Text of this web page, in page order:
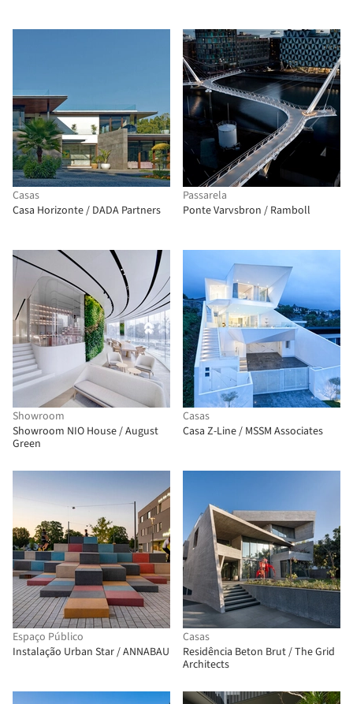
Casas
Casa Horizonte / DADA Partners
Passarela
Ponte Varvsbron / Ramboll
Showroom
Showroom NIO House / August
Green
Casas
Casa Z-Line / MSSM Associates
Espaço Público
Instalação Urban Star / ANNABAU
Casas
Residência Beton Brut / The Grid
Architects